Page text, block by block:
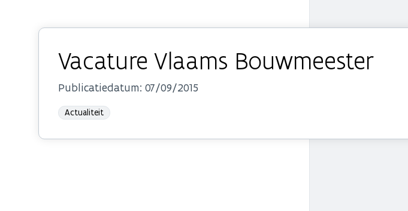
Vacature Vlaams Bouwmeester
Publicatiedatum: 07/09/2015
Actualiteit